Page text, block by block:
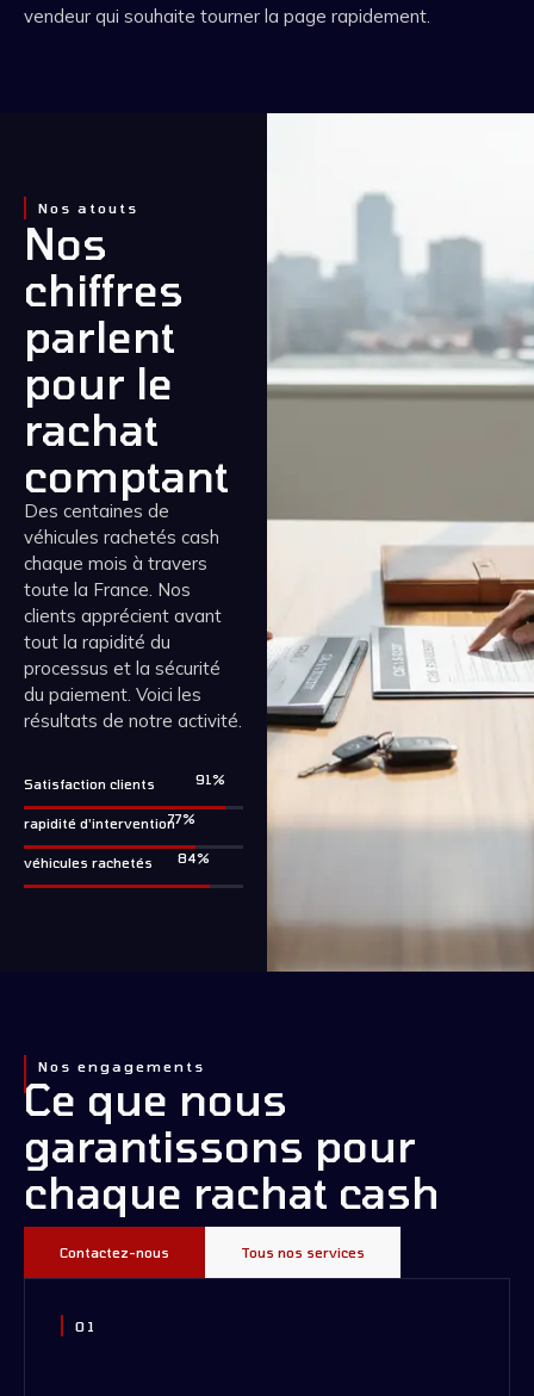
vendeur qui souhaite tourner la page rapidement.
Nos atouts
Nos
chiffres
parlent
pour le
rachat
comptant
Des centaines de
véhicules rachetés cash
chaque mois à travers
toute la France. Nos
clients apprécient avant
tout la rapidité du
processus et la sécurité
du paiement. Voici les
résultats de notre activité.
Satisfaction clients 99
rapidité d'intervention 85
véhicules rachetés 92
Nos engagements
Ce que nous
garantissons pour
chaque rachat cash
Contactez-nous Tous nos services
01